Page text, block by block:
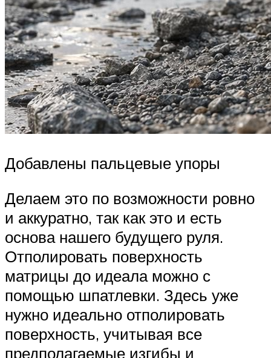
Добавлены пальцевые упоры
Делаем это по возможности ровно
и аккуратно, так как это и есть
основа нашего будущего руля.
Отполировать поверхность
матрицы до идеала можно с
помощью шпатлевки. Здесь уже
нужно идеально отполировать
поверхность, учитывая все
предполагаемые изгибы и